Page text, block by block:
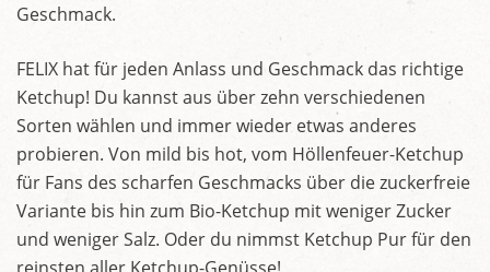
Geschmack.
FELIX hat für jeden Anlass und Geschmack das richtige
Ketchup! Du kannst aus über zehn verschiedenen
Sorten wählen und immer wieder etwas anderes
probieren. Von mild bis hot, vom Höllenfeuer-Ketchup
für Fans des scharfen Geschmacks über die zuckerfreie
Variante bis hin zum Bio-Ketchup mit weniger Zucker
und weniger Salz. Oder du nimmst Ketchup Pur für den